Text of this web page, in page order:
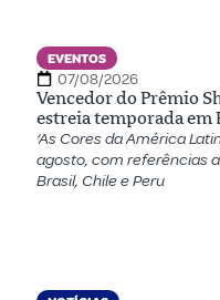
EVENTOS
07/08/2026
Vencedor do Prêmio
estreia temporada em
‘As Cores da América
agosto, com referências
Brasil, Chile e Peru